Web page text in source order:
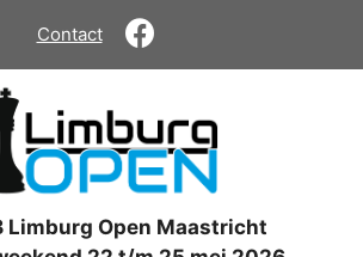
Contact
Limburg Open Maastricht